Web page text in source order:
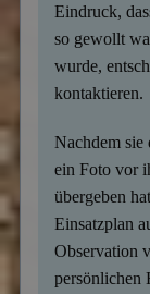
Eindruck,
so gewollt
wurde,
kontaktieren.
Nachdem sie
ein Foto vor
übergeben
Einsatzplan
Observation
persönlichen